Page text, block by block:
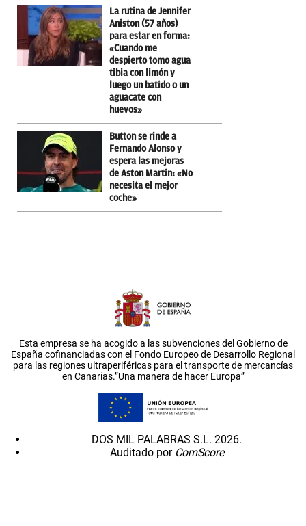
La rutina de Jennifer
Aniston (57 años)
para estar en forma:
«Cuando me
despierto tomo agua
tibia con limón y
luego un batido o un
aguacate con
huevos»
Button se rinde a
Fernando Alonso y
espera las mejoras
de Aston Martin: «No
necesita el mejor
coche»
Esta empresa se ha acogido a las subvenciones del Gobierno de
España cofinanciadas con el Fondo Europeo de Desarrollo Regional
para las regiones ultraperiféricas para el transporte de mercancías
en Canarias.”Una manera de hacer Europa”
DOS MIL PALABRAS S.L. 2026.
Auditado por ComScore